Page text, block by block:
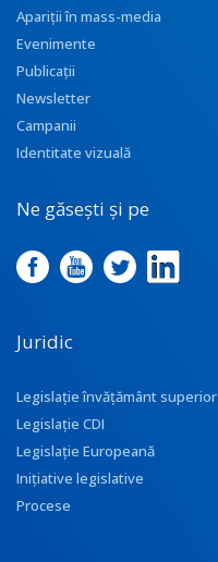
Apariţii în mass-media
Evenimente
Publicații
Newsletter
Campanii
Identitate vizuală
Ne găsești și pe
Juridic
Legislație învățământ superior
Legislație CDI
Legislație Europeană
Inițiative legislative
Procese